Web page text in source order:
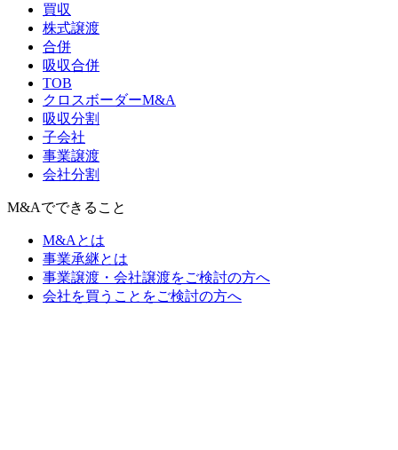
買収
株式譲渡
合併
吸収合併
TOB
クロスボーダーM&A
吸収分割
子会社
事業譲渡
会社分割
M&Aでできること
M&Aとは
事業承継とは
事業譲渡・会社譲渡をご検討の方へ
会社を買うことをご検討の方へ